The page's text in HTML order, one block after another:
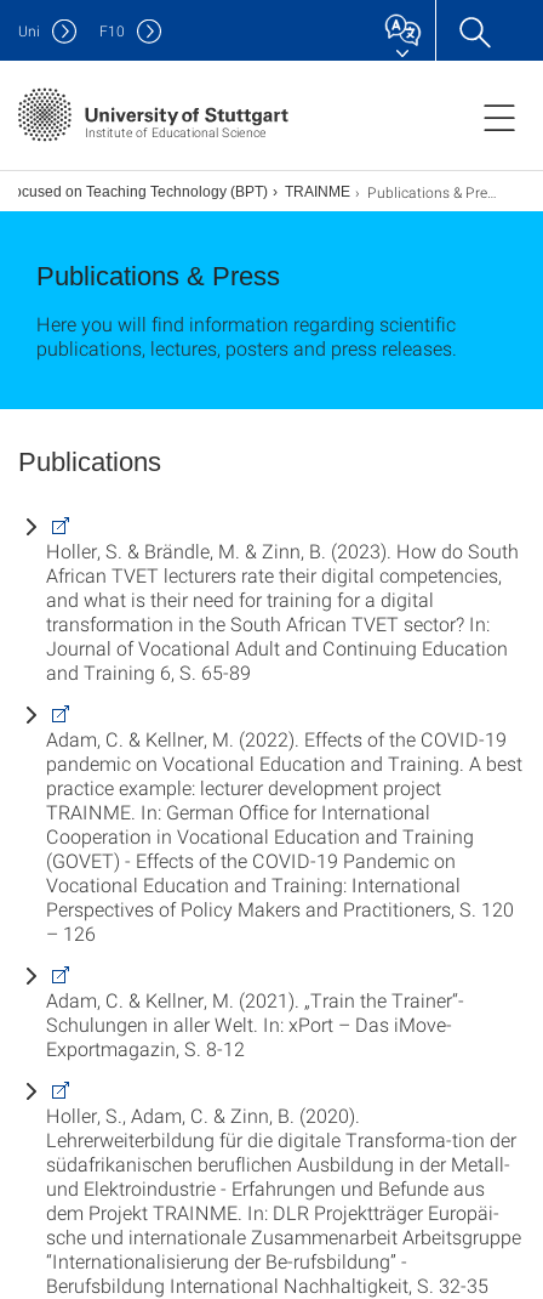
Institute of Educational Science
Uni F10
focused on Teaching Technology (BPT) TRAINME Publications & Press
Publications & Press
Here you will find information regarding scientific
publications, lectures, posters and press releases.
Publications
Holler, S. & Brändle, M. & Zinn, B. (2023). How do South
African TVET lecturers rate their digital competencies,
and what is their need for training for a digital
transformation in the South African TVET sector? In:
Journal of Vocational Adult and Continuing Education
and Training 6, S. 65-89
Adam, C. & Kellner, M. (2022). Effects of the COVID-19
pandemic on Vocational Education and Training. A best
practice example: lecturer development project
TRAINME. In: German Office for International
Cooperation in Vocational Education and Training
(GOVET) - Effects of the COVID-19 Pandemic on
Vocational Education and Training: International
Perspectives of Policy Makers and Practitioners, S. 120
– 126
Adam, C. & Kellner, M. (2021). „Train the Trainer“-
Schulungen in aller Welt. In: xPort – Das iMove-
Exportmagazin, S. 8-12
Holler, S., Adam, C. & Zinn, B. (2020).
Lehrerweiterbildung für die digitale Transforma-tion der
südafrikanischen beruflichen Ausbildung in der Metall-
und Elektroindustrie - Erfahrungen und Befunde aus
dem Projekt TRAINME. In: DLR Projektträger Europäi-
sche und internationale Zusammenarbeit Arbeitsgruppe
“Internationalisierung der Be-rufsbildung” -
Berufsbildung International Nachhaltigkeit, S. 32-35